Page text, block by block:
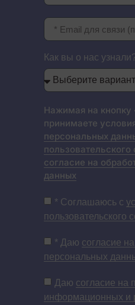
Как вы о нас
Нажимая на кнопку
принимаете
персональных
согласие на
данных
* Соглашаюсь с
пользовательского
* Даю согласие
персональных
Даю согласие на
информационных и